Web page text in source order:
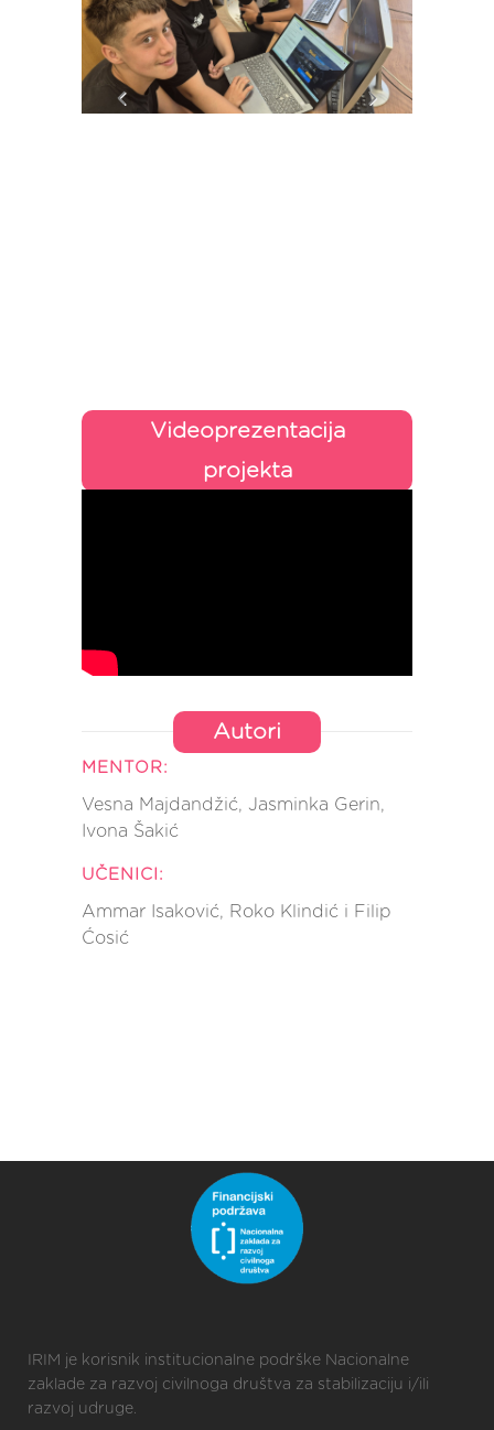
Videoprezentacija
projekta
Autori
MENTOR:
Vesna Majdandžić, Jasminka Gerin,
Ivona Šakić
UČENICI:
Ammar Isaković, Roko Klindić i Filip
Ćosić
IRIM je korisnik institucionalne podrške Nacionalne
zaklade za razvoj civilnoga društva za stabilizaciju i/ili
razvoj udruge.